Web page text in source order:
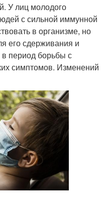
У лиц молодого
с сильной иммунной
в организме, но
его сдерживания и
период борьбы с
симптомов. Изменений